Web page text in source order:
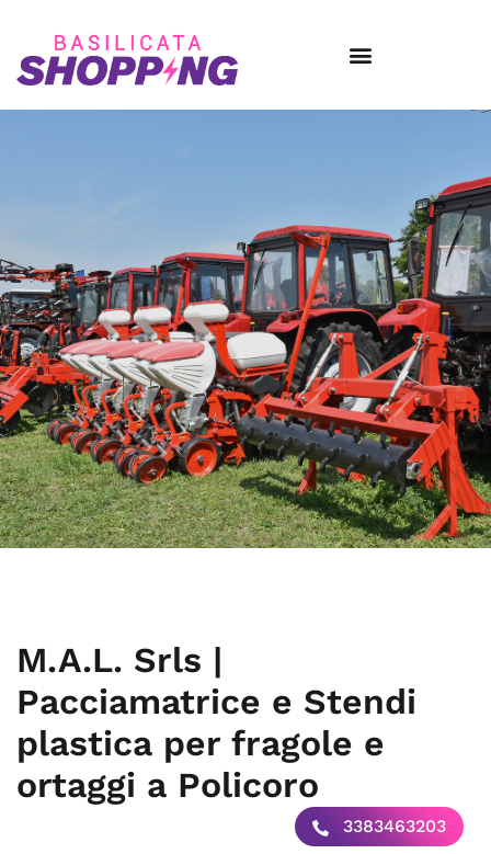
M.A.L. Srls |
Pacciamatrice e Stendi
plastica per fragole e
ortaggi a Policoro
3383463203